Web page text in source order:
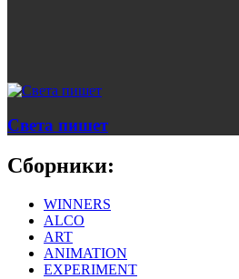
Света пишет
Сборники:
WINNERS
ALCO
ART
ANIMATION
EXPERIMENT